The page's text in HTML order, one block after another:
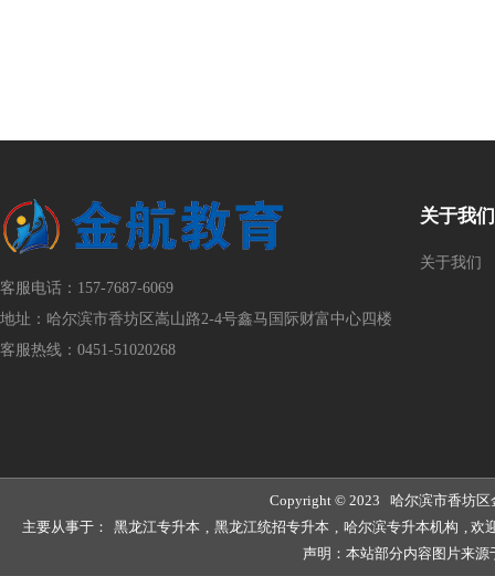
客服电话：157-7687-6069
地址：哈尔滨市香坊区嵩山路2-4号鑫马国际财富中心四楼
客服热线：0451-51020268
关于我们
关于我们
Copyright © 2023 哈尔滨市香坊
主要从事于：
黑龙江专升本 , 黑龙江统招专升本 , 哈尔滨专升本机构 , 欢
声明：本站部分内容图片来源